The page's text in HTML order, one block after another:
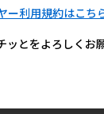
す
ー利用規約はこち
ッとをよろしくお